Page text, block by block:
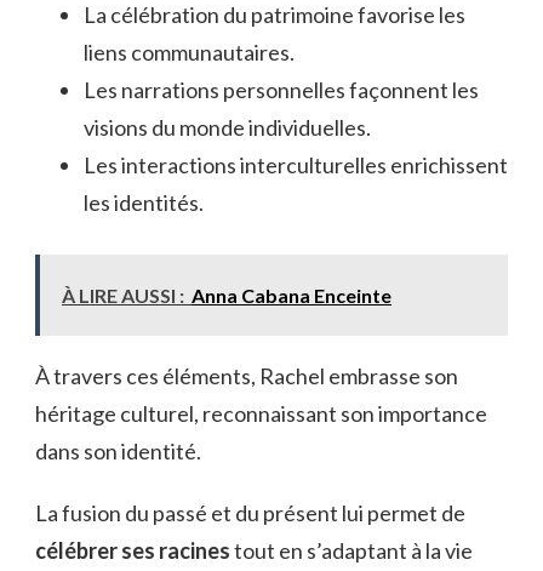
La célébration du patrimoine favorise les
liens communautaires.
Les narrations personnelles façonnent les
visions du monde individuelles.
Les interactions interculturelles enrichissent
les identités.
À LIRE AUSSI : Anna Cabana Enceinte
À travers ces éléments, Rachel embrasse son
héritage culturel, reconnaissant son importance
dans son identité.
La fusion du passé et du présent lui permet de
célébrer ses racinestout en s’adaptant à la vie